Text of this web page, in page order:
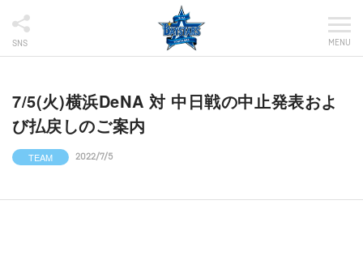
SNS MENU
7/5(火)横浜DeNA 対 中日戦の中止発表およ
び払戻しのご案内
TEAM 2022/7/5